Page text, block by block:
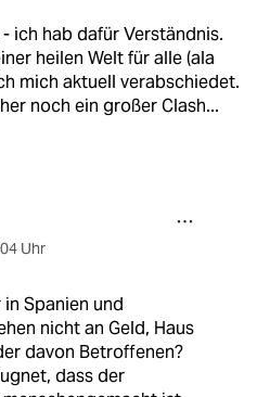
ich hab dafür Verständnis.
heilen Welt für alle (ala
mich aktuell verabschiedet.
noch ein großer Clash...
Uhr
Spanien und
nicht an Geld, Haus
davon Betroffenen?
dass der